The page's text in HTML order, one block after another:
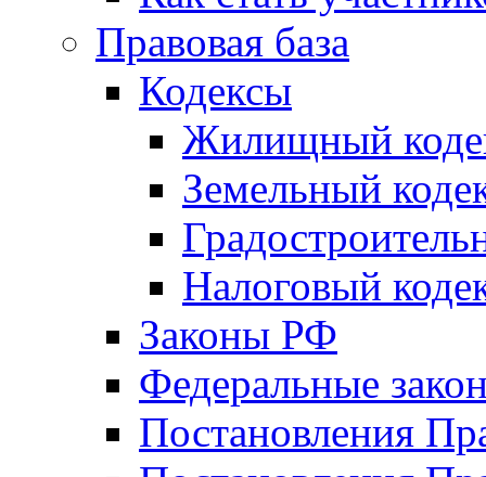
Правовая база
Кодексы
Жилищный
Земельный
Налоговый
Законы РФ
Федеральные
Постановления